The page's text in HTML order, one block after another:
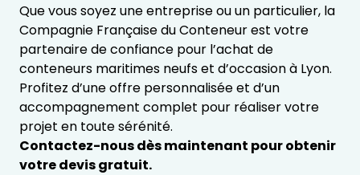
Que vous soyez une entreprise ou un particulier, la
Compagnie Française du Conteneur est votre
partenaire de confiance pour l’achat de
conteneurs maritimes neufs et d’occasion à Lyon.
Profitez d’une offre personnalisée et d’un
accompagnement complet pour réaliser votre
projet en toute sérénité.
Contactez-nous dès maintenant pour obtenir
votre devis gratuit.